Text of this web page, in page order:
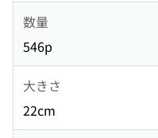
数量
546p
大きさ
22cm